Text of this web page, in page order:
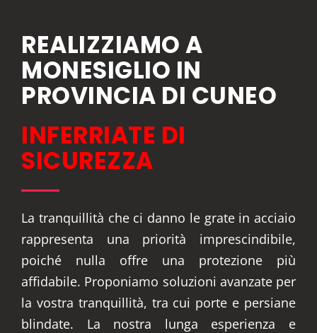
REALIZZIAMO A
MONESIGLIO IN
PROVINCIA DI CUNEO
INFERRIATE DI
SICUREZZA
La tranquillità che ci danno le grate in acciaio
rappresenta una priorità imprescindibile,
poiché nulla offre una protezione più
affidabile. Proponiamo soluzioni avanzate per
la vostra tranquillità, tra cui porte e persiane
blindate. La nostra lunga esperienza e